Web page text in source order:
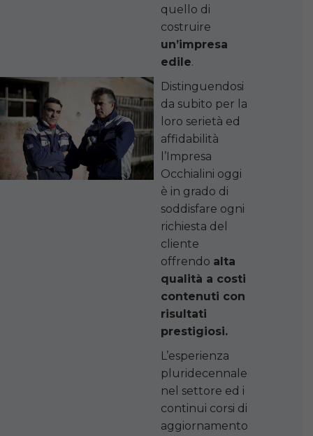
quello di
costruire
un’impresa
edile.
Distinguendosi
da subito per la
loro serietà ed
affidabilità
l’Impresa
Occhialini oggi
è in grado di
soddisfare ogni
richiesta del
cliente
offrendo alta
qualità a costi
contenuti con
risultati
prestigiosi.
L’esperienza
pluridecennale
nel settore ed i
continui corsi di
aggiornamento